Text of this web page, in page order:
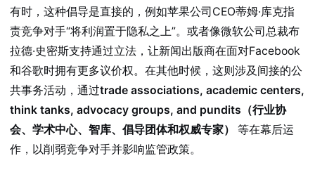
有时，这种倡导是直接的，例如苹果公司CEO蒂姆·库克指
责竞争对手“将利润置于隐私之上”。或者像微软公司总裁布
拉德·史密斯支持通过立法，让新闻出版商在面对Facebook
和谷歌时拥有更多议价权。在其他时候，这则涉及间接的公
共事务活动，通过trade associations, academic centers,
think tanks, advocacy groups, and pundits（行业协
会、学术中心、智库、倡导团体和权威专家）
等在幕后运
作，以削弱竞争对手并影响监管政策。